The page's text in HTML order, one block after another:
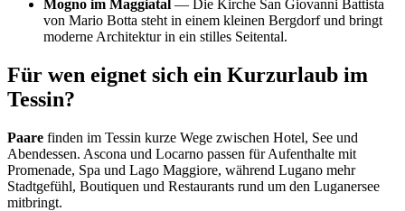
Mogno im Maggiatal — Die Kirche San Giovanni Battista
von Mario Botta steht in einem kleinen Bergdorf und bringt
moderne Architektur in ein stilles Seitental.
Für wen eignet sich ein Kurzurlaub im
Tessin?
Paare finden im Tessin kurze Wege zwischen Hotel, See und
Abendessen. Ascona und Locarno passen für Aufenthalte mit
Promenade, Spa und Lago Maggiore, während Lugano mehr
Stadtgefühl, Boutiquen und Restaurants rund um den Luganersee
mitbringt.